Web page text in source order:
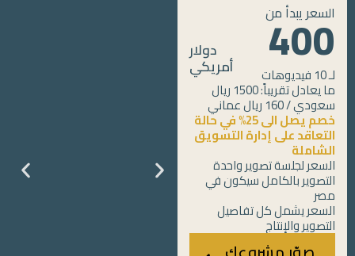
السعر يبدأ من
400 دولار
أمريكي لـ 10 فيديوهات
ما يعادل تقريباً: 1500 ريال
سعودي / 160 ريال عماني
خصم يصل الى 25% في حالة
التعاقد على إدارة التسويق
الشاملة
السعر لجلسة تصوير واحدة
التصوير بالكامل سيكون في
مصر
السعر يشمل كل تفاصيل
التصوير والإنتاج